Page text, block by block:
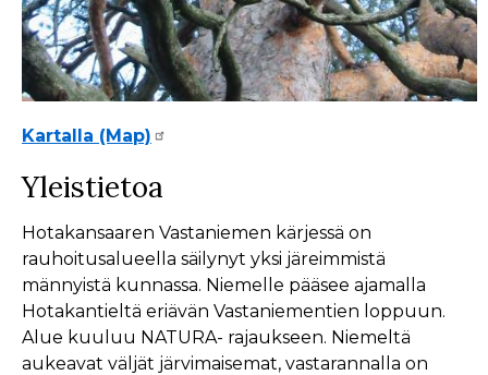
Kartalla (Map)
Yleistietoa
Hotakansaaren Vastaniemen kärjessä on
rauhoitusalueella säilynyt yksi järeimmistä
männyistä kunnassa. Niemelle pääsee ajamalla
Hotakantieltä eriävän Vastaniementien loppuun.
Alue kuuluu NATURA- rajaukseen. Niemeltä
aukeavat väljät järvimaisemat, vastarannalla on